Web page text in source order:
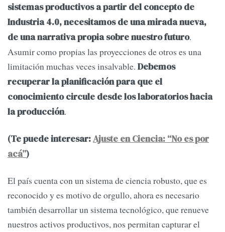
sistemas productivos a partir del concepto de
Industria 4.0, necesitamos de una mirada nueva,
de una narrativa propia sobre nuestro futuro.
Asumir como propias las proyecciones de otros es una
limitación muchas veces insalvable. Debemos
recuperar la planificación para que el
conocimiento circule desde los laboratorios hacia
la producción.
(Te puede interesar:Ajuste en Ciencia: “No es por
acá”)
El país cuenta con un sistema de ciencia robusto, que es
reconocido y es motivo de orgullo, ahora es necesario
también desarrollar un sistema tecnológico, que renueve
nuestros activos productivos, nos permitan capturar el